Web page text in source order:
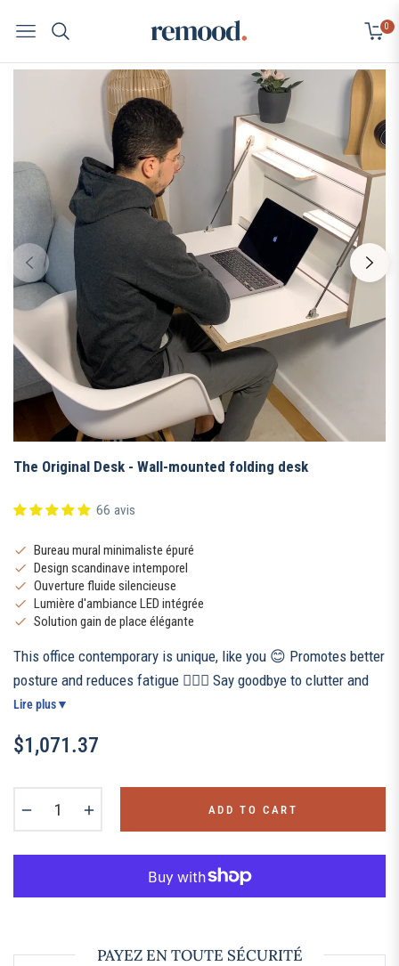
Navigation Cart
0
The Original Desk - Wall-mounted folding desk
66 avis
Bureau mural minimaliste épuré
Design scandinave intemporel
Ouverture fluide silencieuse
Lumière d'ambiance LED intégrée
Solution gain de place élégante
This office contemporary is unique, like you 😊 Promotes better
posture and reduces fatigue 🧘🏻‍♀️ Say goodbye to clutter and
free up your small spaces 😎 Add a touch of sophistication
imagination 🚀
Lire plus▼
Regular
$1,071.37
ADD TO CART
PAYEZ EN TOUTE SÉCURITÉ